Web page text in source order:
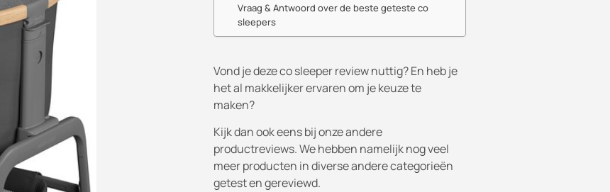
Vraag & Antwoord over de beste geteste co
sleepers
Vond je deze co sleeper review nuttig? En heb je
het al makkelijker ervaren om je keuze te
maken?
Kijk dan ook eens bij onze andere
productreviews. We hebben namelijk nog veel
meer producten in diverse andere categorieën
getest en gereviewd.